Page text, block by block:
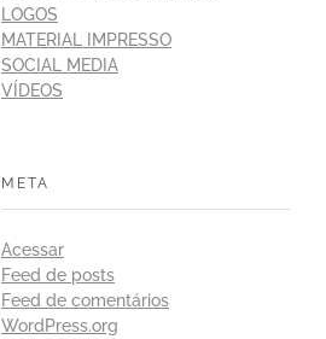
LOGOS
MATERIAL IMPRESSO
SOCIAL MEDIA
VÍDEOS
META
Acessar
Feed de posts
Feed de comentários
WordPress.org